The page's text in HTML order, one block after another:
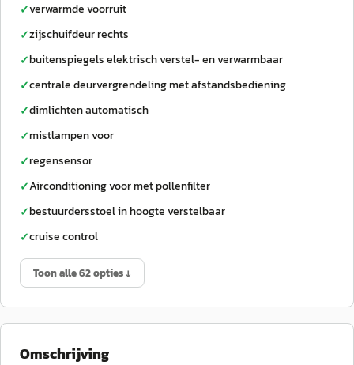
✓verwarmde voorruit
✓zijschuifdeur rechts
✓buitenspiegels elektrisch verstel- en verwarmbaar
✓centrale deurvergrendeling met afstandsbediening
✓dimlichten automatisch
✓mistlampen voor
✓regensensor
✓Airconditioning voor met pollenfilter
✓bestuurdersstoel in hoogte verstelbaar
✓cruise control
Toon alle 62 opties ↓
Omschrijving